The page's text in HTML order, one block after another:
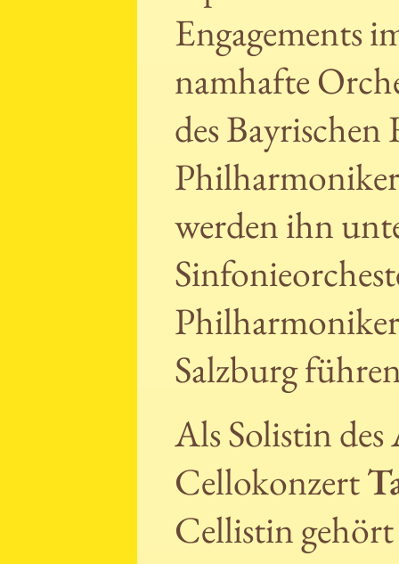
Engagements
namhafte
des
werden ihn
Salzburg
Als Solistin
Cellokonzert
Cellistin gehört